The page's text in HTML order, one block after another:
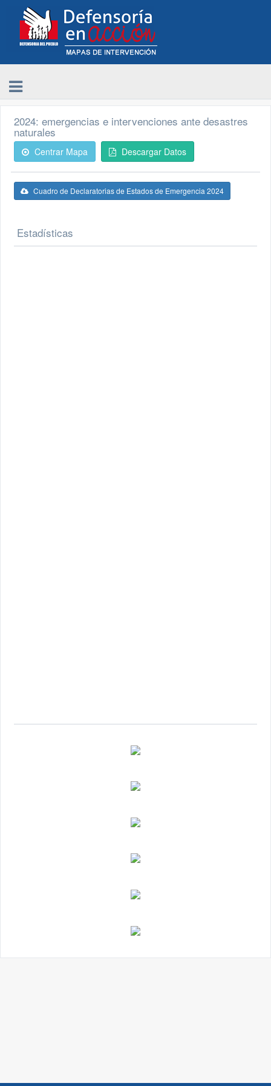
2024: emergencias e intervenciones ante desastres
naturales
Centrar Mapa Descargar Datos
Cuadro de Declaratorias de Estados de Emergencia 2024
Estadísticas